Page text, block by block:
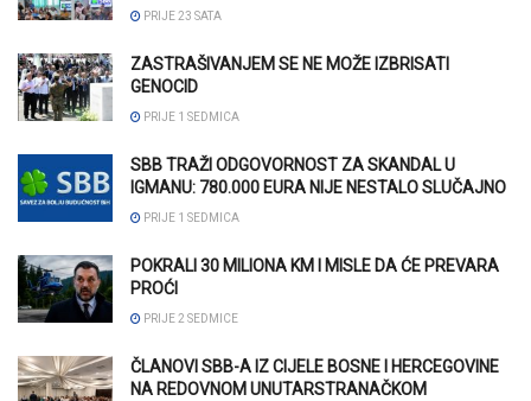
PRIJE 23 SATA
ZASTRAŠIVANJEM SE NE MOŽE IZBRISATI
GENOCID
PRIJE 1 SEDMICA
SBB TRAŽI ODGOVORNOST ZA SKANDAL U
IGMANU: 780.000 EURA NIJE NESTALO SLUČAJNO
PRIJE 1 SEDMICA
POKRALI 30 MILIONA KM I MISLE DA ĆE PREVARA
PROĆI
PRIJE 2 SEDMICE
ČLANOVI SBB-A IZ CIJELE BOSNE I HERCEGOVINE
NA REDOVNOM UNUTARSTRANAČKOM